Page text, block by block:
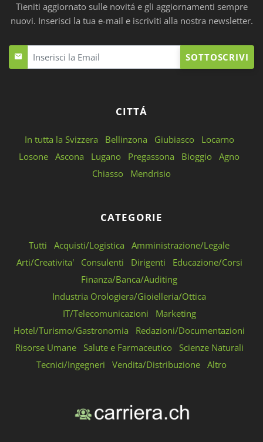
Tieniti aggiornato sulle novitá e gli aggiornamenti sempre
nuovi. Inserisci la tua e-mail e iscriviti alla nostra newsletter.
SOTTOSCRIVI
CITTÁ
In tutta la Svizzera Bellinzona Giubiasco
Locarno
Losone Ascona Lugano Pregassona Bioggio Agno
Chiasso
Mendrisio
CATEGORIE
Tutti Acquisti/Logistica
Amministrazione/Legale
Arti/Creativita'
Consulenti Dirigenti
Educazione/Corsi
Finanza/Banca/Auditing
Industria Orologiera/Gioielleria/Ottica
IT/Telecomunicazioni
Marketing
Hotel/Turismo/Gastronomia
Redazioni/Documentazioni
Risorse Umane
Salute e Farmaceutico
Scienze Naturali
Tecnici/Ingegneri
Vendita/Distribuzione Altro